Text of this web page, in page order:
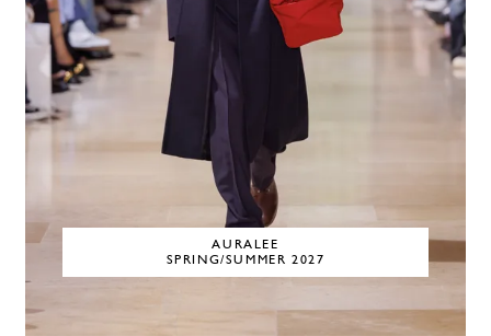
AURALEE
SPRING/SUMMER 2027